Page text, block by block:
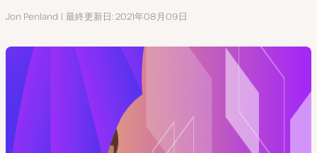
執
Jon Penland 最終更新日 2021年08月09日